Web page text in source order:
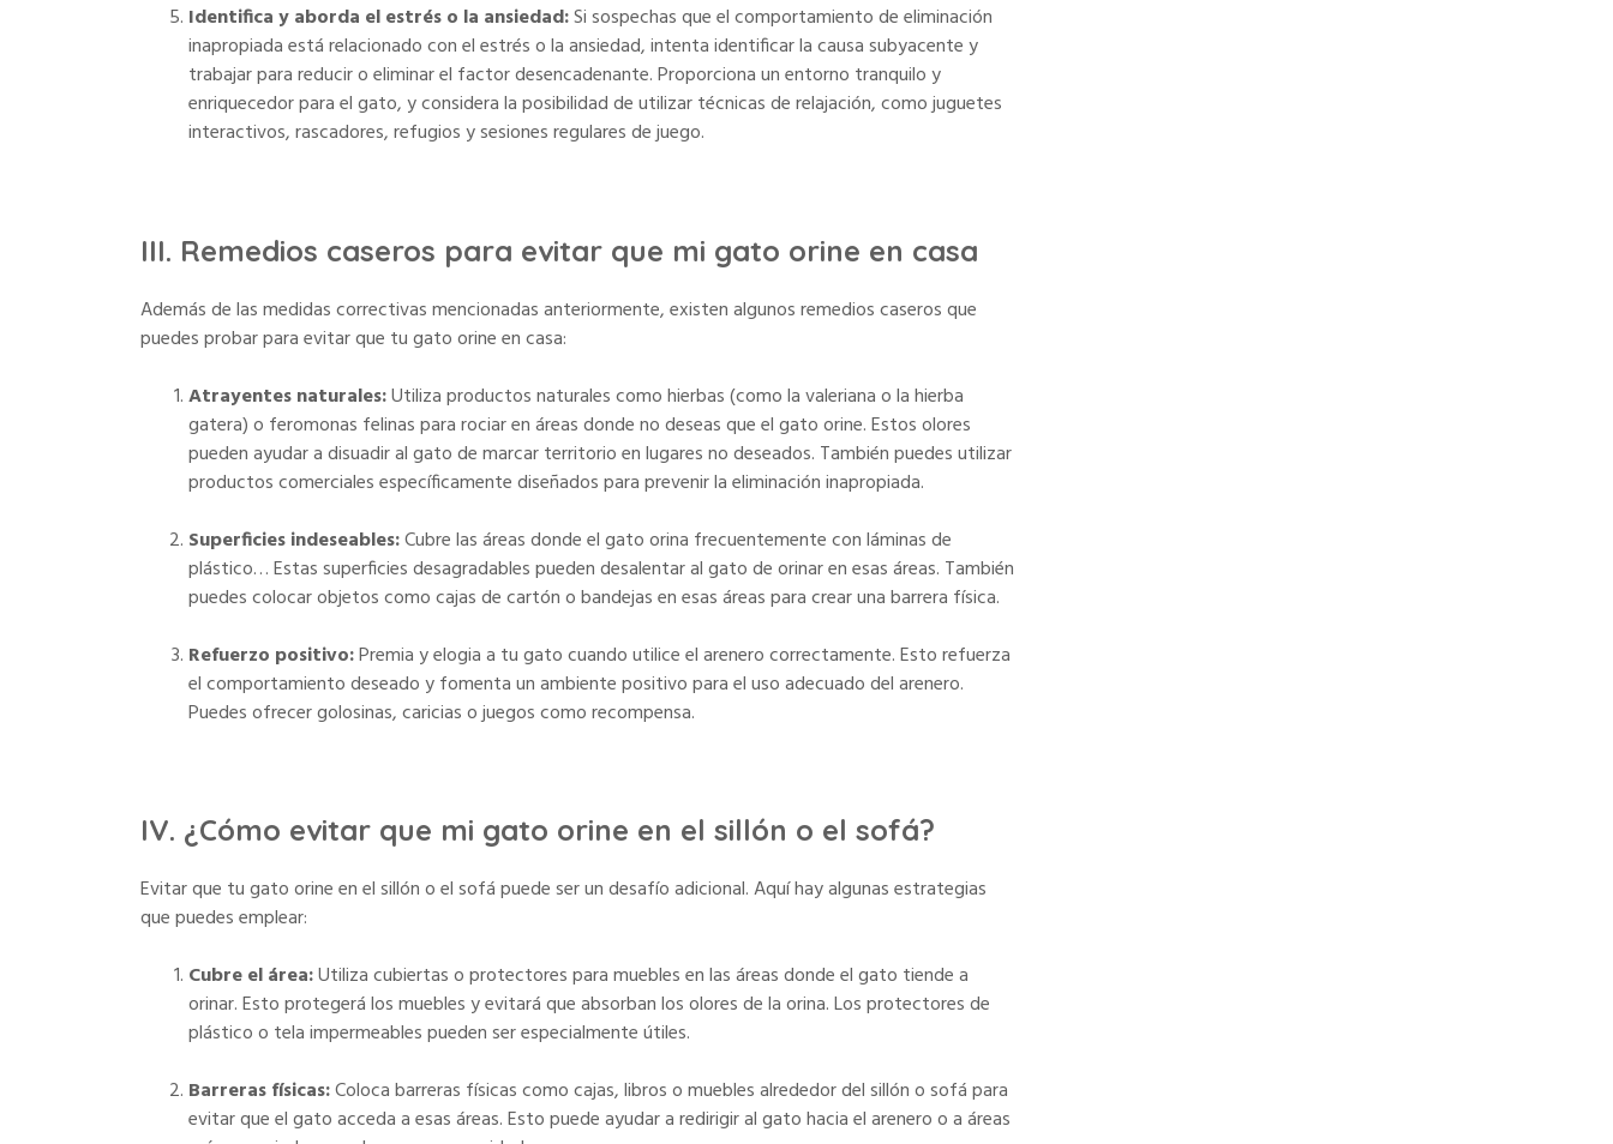
Identifica y aborda el estrés o la ansiedad:Si sospechas que el comportamiento de eliminación
inapropiada está relacionado con el estrés o la ansiedad, intenta identificar la causa subyacente y
trabajar para reducir o eliminar el factor desencadenante. Proporciona un entorno tranquilo y
enriquecedor para el gato, y considera la posibilidad de utilizar técnicas de relajación, como juguetes
interactivos, rascadores, refugios y sesiones regulares de juego.
III. Remedios caseros para evitar que mi gato orine en casa
Además de las medidas correctivas mencionadas anteriormente, existen algunos remedios caseros que
puedes probar para evitar que tu gato orine en casa:
Atrayentes naturales:Utiliza productos naturales como hierbas (como la valeriana o la hierba
gatera) o feromonas felinas para rociar en áreas donde no deseas que el gato orine. Estos olores
pueden ayudar a disuadir al gato de marcar territorio en lugares no deseados. También puedes utilizar
productos comerciales específicamente diseñados para prevenir la eliminación inapropiada.
Superficies indeseables:Cubre las áreas donde el gato orina frecuentemente con láminas de
plástico… Estas superficies desagradables pueden desalentar al gato de orinar en esas áreas. También
puedes colocar objetos como cajas de cartón o bandejas en esas áreas para crear una barrera física.
Refuerzo positivo:Premia y elogia a tu gato cuando utilice el arenero correctamente. Esto refuerza
el comportamiento deseado y fomenta un ambiente positivo para el uso adecuado del arenero.
Puedes ofrecer golosinas, caricias o juegos como recompensa.
IV. ¿Cómo evitar que mi gato orine en el sillón o el sofá?
Evitar que tu gato orine en el sillón o el sofá puede ser un desafío adicional. Aquí hay algunas estrategias
que puedes emplear:
Cubre el área:Utiliza cubiertas o protectores para muebles en las áreas donde el gato tiende a
orinar. Esto protegerá los muebles y evitará que absorban los olores de la orina. Los protectores de
plástico o tela impermeables pueden ser especialmente útiles.
Barreras físicas:Coloca barreras físicas como cajas, libros o muebles alrededor del sillón o sofá para
evitar que el gato acceda a esas áreas. Esto puede ayudar a redirigir al gato hacia el arenero o a áreas